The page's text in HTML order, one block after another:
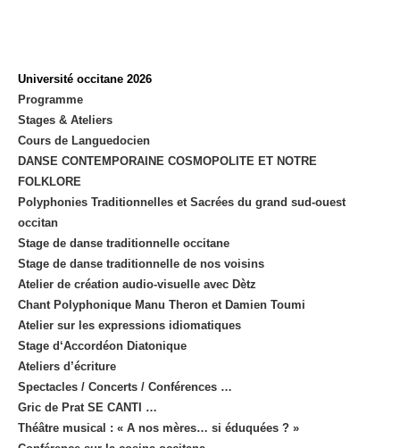
Université occitane 2026
Programme
Stages & Ateliers
Cours de Languedocien
DANSE CONTEMPORAINE COSMOPOLITE ET NOTRE
FOLKLORE
Polyphonies Traditionnelles et Sacrées du grand sud-ouest
occitan
Stage de danse traditionnelle occitane
Stage de danse traditionnelle de nos voisins
Atelier de création audio-visuelle avec Dètz
Chant Polyphonique Manu Theron et Damien Toumi
Atelier sur les expressions idiomatiques
Stage d‘Accordéon Diatonique
Ateliers d’écriture
Spectacles / Concerts / Conférences …
Gric de Prat SE CANTI …
Théâtre musical : « A nos mères… si éduquées ? »